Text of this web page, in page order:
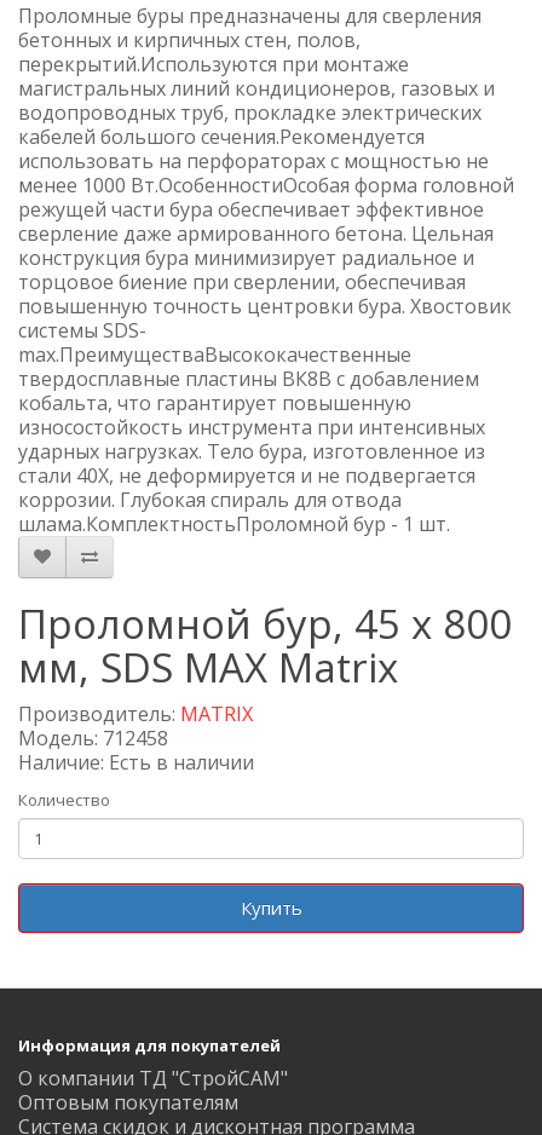
Проломные буры предназначены для сверления
бетонных и кирпичных стен, полов,
перекрытий.Используются при монтаже
магистральных линий кондиционеров, газовых и
водопроводных труб, прокладке электрических
кабелей большого сечения.Рекомендуется
использовать на перфораторах с мощностью не
менее 1000 Вт.ОсобенностиОсобая форма головной
режущей части бура обеспечивает эффективное
сверление даже армированного бетона. Цельная
конструкция бура минимизирует радиальное и
торцовое биение при сверлении, обеспечивая
повышенную точность центровки бура. Хвостовик
системы SDS-
max.ПреимуществаВысококачественные
твердосплавные пластины ВК8В с добавлением
кобальта, что гарантирует повышенную
износостойкость инструмента при интенсивных
ударных нагрузках. Тело бура, изготовленное из
стали 40Х, не деформируется и не подвергается
коррозии. Глубокая спираль для отвода
шлама.КомплектностьПроломной бур - 1 шт.
Проломной бур, 45 х 800
мм, SDS MAX Matrix
Производитель: MATRIX
Модель: 712458
Наличие: Есть в наличии
Количество
Купить
Информация для покупателей
О компании ТД "СтройСАМ"
Оптовым покупателям
Система скидок и дисконтная программа